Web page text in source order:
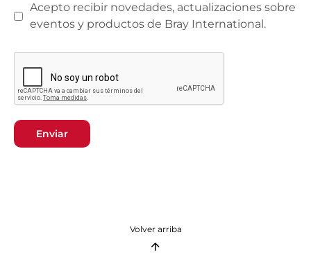
Acepto recibir novedades, actualizaciones sobre
eventos y productos de Bray International.
Enviar
Volver arriba